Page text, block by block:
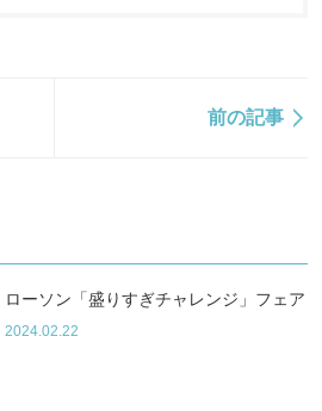
前の記事
ローソン「盛りすぎチャレンジ」フェア
2024.02.22